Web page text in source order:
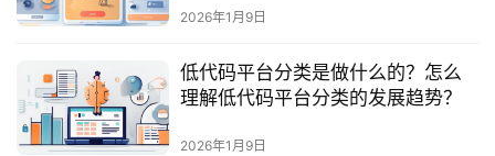
新
动
产
2026年1月9日
低代码平台分类是做什么的？怎么
理解低代码平台分类的发展趋势？
2026年1月9日